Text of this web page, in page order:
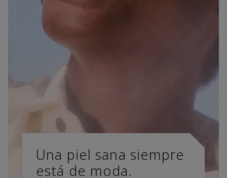
Una piel sana siempre
está de moda.